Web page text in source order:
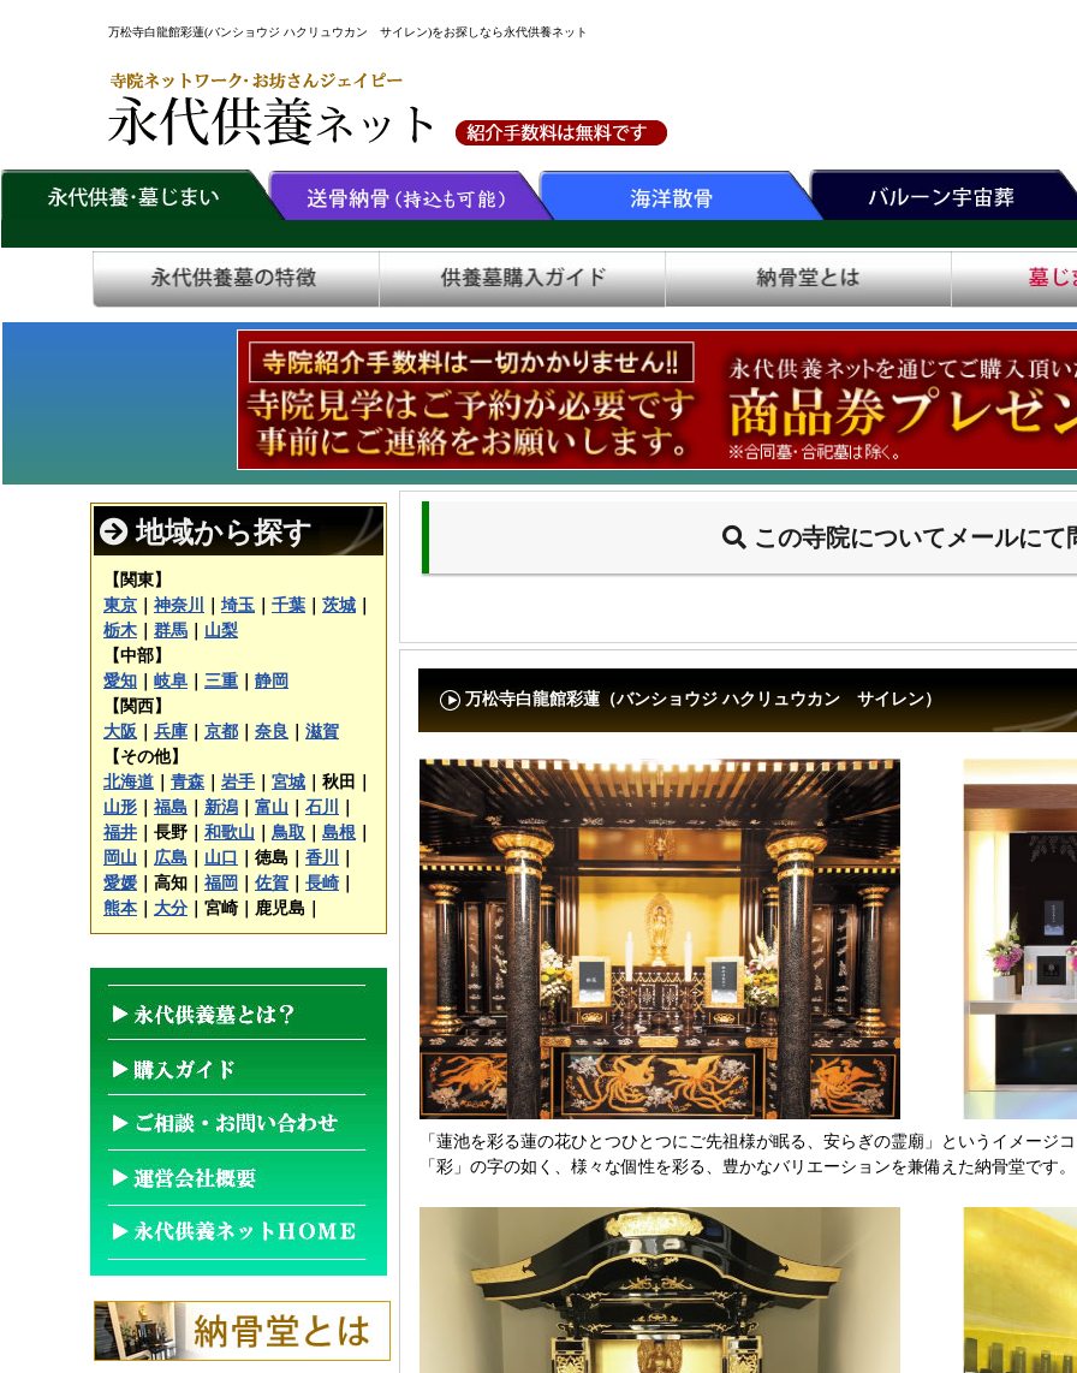
万松寺白龍館彩蓮(バンショウジ ハクリュウカン サイレン)をお探しなら永代供養ネット
地域から探す
【関東】
東京
神奈川 埼玉 千葉 茨城
栃木
群馬
山梨
【中部】
愛知
岐阜 三重
静岡
【関西】
大阪
兵庫 京都 奈良
滋賀
【その他】
北海道
青森 岩手 宮城
秋田｜
山形
福島 新潟 富山 石川
福井
長野｜ 和歌山 鳥取 島根
岡山
広島 山口 徳島｜ 香川
愛媛
高知｜ 福岡 佐賀 長崎
熊本
大分 宮崎｜ 鹿児島｜
この寺院についてメールにて
万松寺白龍館彩蓮（バンショウジ ハクリュウカン サイレン）
「蓮池を彩る蓮の花ひとつひとつにご先祖様が眠る、安らぎの霊廟」というイメー
「彩」の字の如く、様々な個性を彩る、豊かなバリエーションを兼備えた納骨堂です。